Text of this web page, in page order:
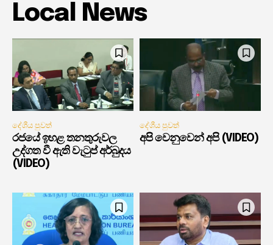
Local News
දේශීය පුවත්
රජයේ ඉහළ තනතුරුවල
උද්ගත වී ඇති වැටුප් අර්බුදය
(VIDEO)
දේශීය පුවත්
අපි වෙනුවෙන් අපි (VIDEO)